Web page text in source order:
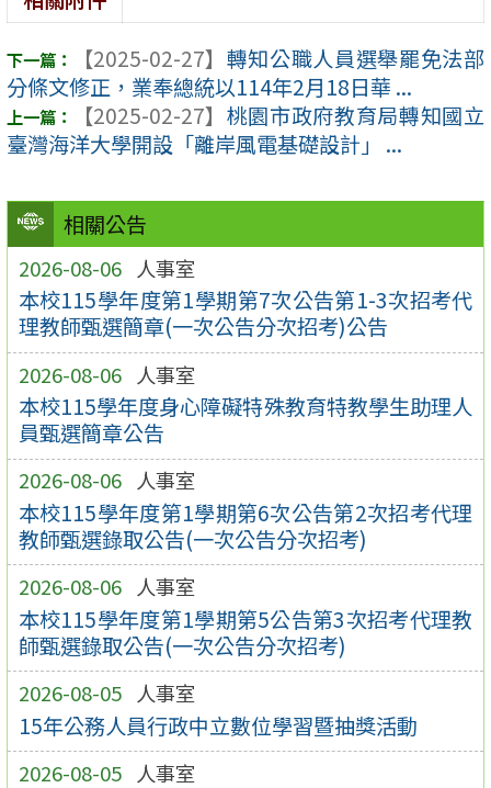
相關公告
2026-08-06 人事室
本校115學年度第1學期第7次公告第1-3次招考代
理教師甄選簡章(一次公告分次招考)公告
2026-08-06 人事室
本校115學年度身心障礙特殊教育特教學生助理人
員甄選簡章公告
2026-08-06 人事室
本校115學年度第1學期第6次公告第2次招考代理
教師甄選錄取公告(一次公告分次招考)
2026-08-06 人事室
本校115學年度第1學期第5公告第3次招考代理教
師甄選錄取公告(一次公告分次招考)
2026-08-05 人事室
15年公務人員行政中立數位學習暨抽獎活動
2026-08-05 人事室
【2025-02-27】 轉知公職人員選舉罷免法部
分條文修正，業奉總統以114年2月18日華 ...
【2025-02-27】 桃園市政府教育局轉知國立
臺灣海洋大學開設「離岸風電基礎設計」 ...